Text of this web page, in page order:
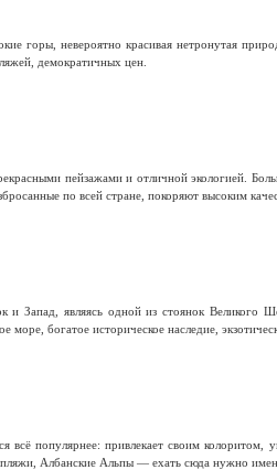
горы, невероятно красивая нетронутая
демократичных цен.
пейзажами и отличной экологией.
по всей стране, покоряют высоким
и Запад, являясь одной из стоянок Великого
богатое историческое наследие,
всё популярнее: привлекает своим
Албанские Альпы — ехать сюда нужно